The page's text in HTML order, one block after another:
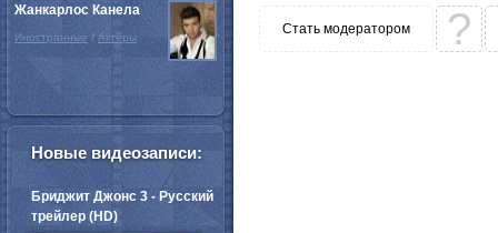
Стать модератором ?
Жанкарлос Канела
Иностранные / Актёры
Новые видеозаписи:
Бриджит Джонс 3 - Русский
трейлер (HD)